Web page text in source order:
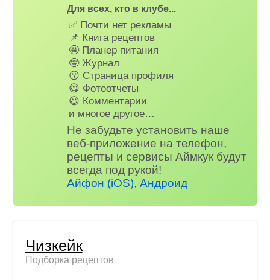
Для всех, кто в клубе...
✅ Почти нет рекламы
📌 Книга рецептов
🤩 Планер питания
🤓 Журнал
😗 Страница профиля
😋 Фотоотчеты
😃 Комментарии
и многое другое…
Не забудьте установить наше
веб-приложение на телефон,
рецепты и сервисы Аймкук будут
всегда под рукой!
Айфон (iOS),Андроид
Чизкейк
Подборка рецептов